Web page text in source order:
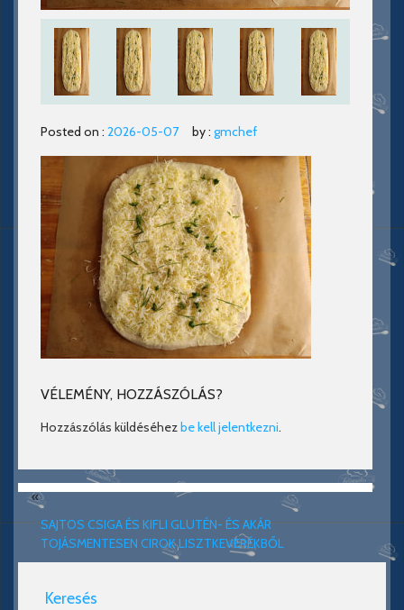
Posted on : 2026-05-07 by : gmchef
VÉLEMÉNY, HOZZÁSZÓLÁS?
Hozzászólás küldéséhezbe kell jelentkezni.
«
SAJTOS CSIGA ÉS KIFLI GLUTÉN- ÉS AKÁR
TOJÁSMENTESEN CIROK LISZTKEVERÉKBŐL
Keresés